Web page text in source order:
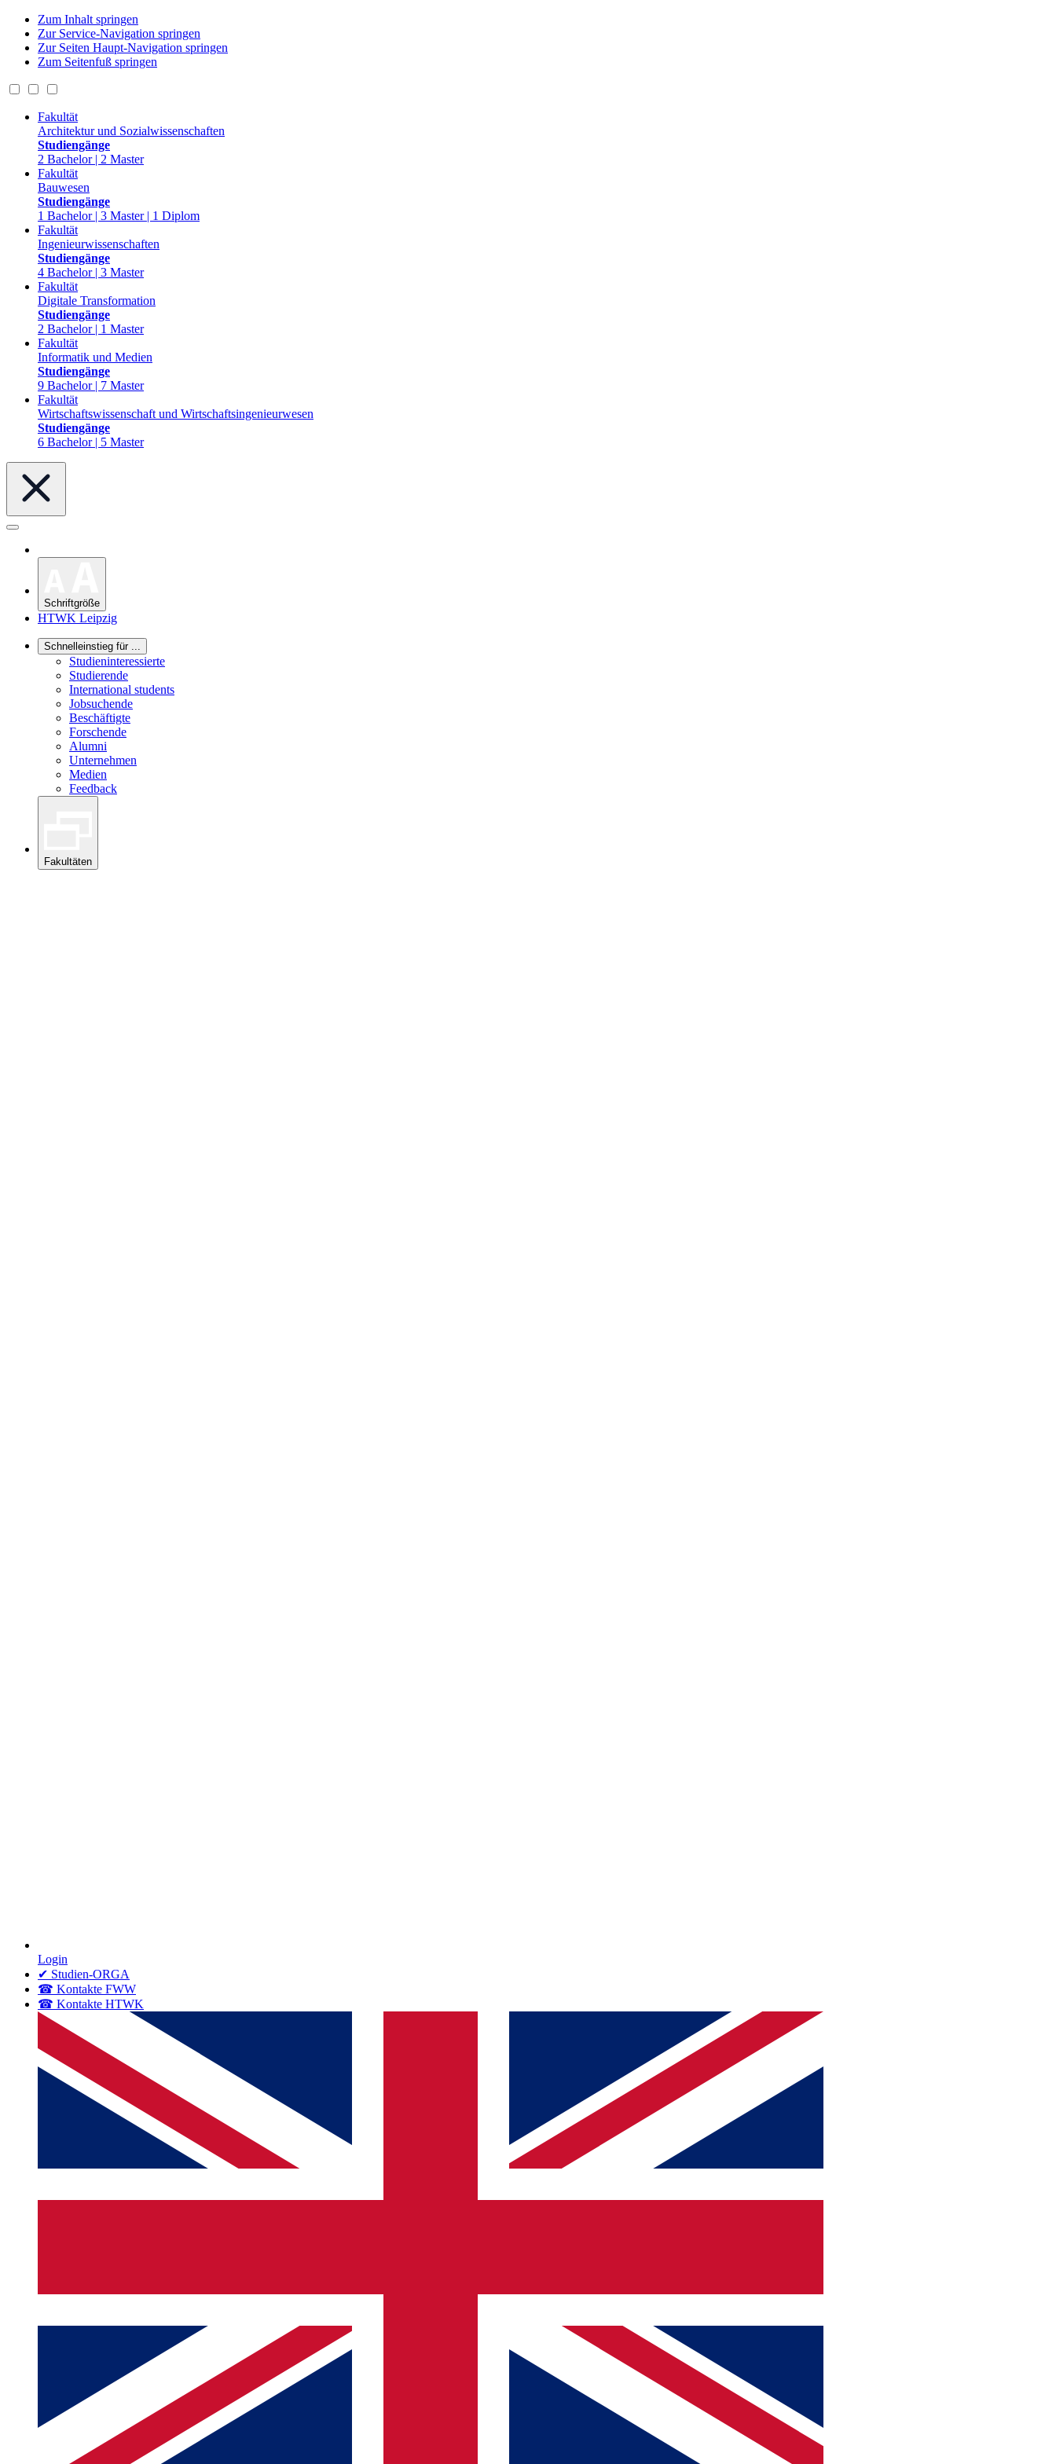
Zum Inhalt springen
Zur Service-Navigation springen
Zur Seiten Haupt-Navigation springen
Zum Seitenfuß springen
Fakultät
Architektur und Sozialwissenschaften
Studiengänge
2 Bachelor | 2 Master
Fakultät
Bauwesen
Studiengänge
1 Bachelor | 3 Master | 1 Diplom
Fakultät
Ingenieurwissenschaften
Studiengänge
4 Bachelor | 3 Master
Fakultät
Digitale Transformation
Studiengänge
2 Bachelor | 1 Master
Fakultät
Informatik und Medien
Studiengänge
9 Bachelor | 7 Master
Fakultät
Wirtschaftswissenschaft und Wirtschaftsingenieurwesen
Studiengänge
6 Bachelor | 5 Master
Schriftgröße
HTWK Leipzig
Schnelleinstieg für ...
Studieninteressierte
Studierende
International students
Jobsuchende
Beschäftigte
Forschende
Alumni
Unternehmen
Medien
Feedback
Fakultäten
Login
✔ Studien-ORGA
☎ Kontakte FWW
☎ Kontakte HTWK